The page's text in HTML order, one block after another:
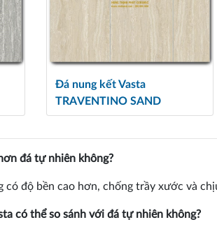
Đá nung kết Vasta
TRAVENTINO SAND
đá tự nhiên không?
có độ bền cao hơn, chống trầy xước và
có thể so sánh với đá tự nhiên không?